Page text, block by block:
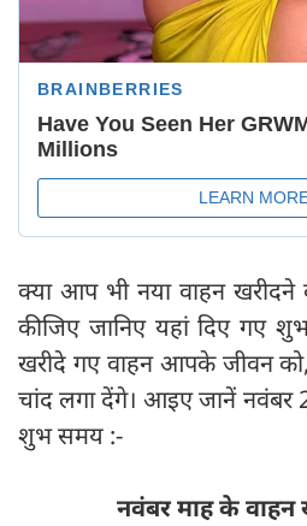
क्या आप भी नया वाहन खरीदने
कीजिए जानिए यहां दिए गए शुभ
खरीदे गए वाहन आपके जीवन
चांद लगा देंगे। आइए जानें नवंबर
शुभ समय :-
नवंबर माह के वाहन